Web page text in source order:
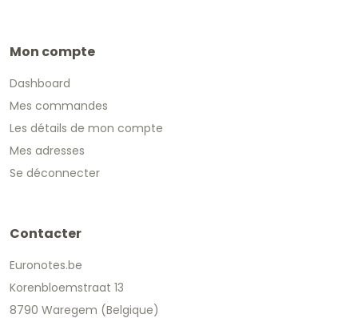
Mon compte
Dashboard
Mes commandes
Les détails de mon compte
Mes adresses
Se déconnecter
Contacter
Euronotes.be
Korenbloemstraat 13
8790 Waregem (Belgique)